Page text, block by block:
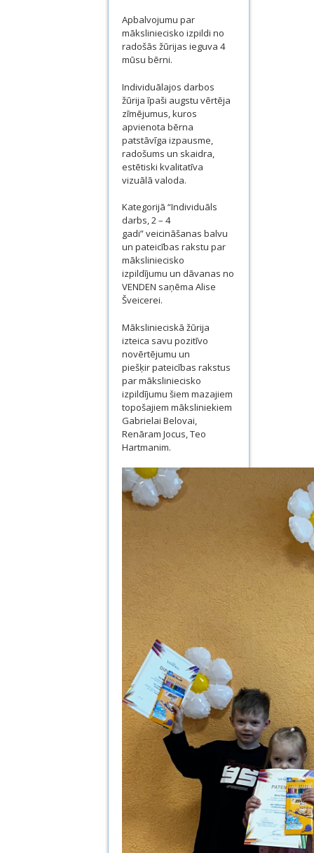
Apbalvojumu par
māksliniecisko izpildi no
radošās žūrijas ieguva 4
mūsu bērni.
Individuālajos darbos
žūrija īpaši augstu vērtēja
zīmējumus, kuros
apvienota bērna
patstāvīga izpausme,
radošums un skaidra,
estētiski kvalitatīva
vizuālā valoda.
Kategorijā “Individuāls
darbs, 2 – 4
gadi” veicināšanas balvu
un pateicības rakstu par
māksliniecisko
izpildījumu un dāvanas no
VENDEN saņēma Alise
Šveicerei.
Mākslinieciskā žūrija
izteica savu pozitīvo
novērtējumu un
piešķir pateicības rakstus
par māksliniecisko
izpildījumu šiem mazajiem
topošajiem māksliniekiem
Gabrielai Belovai,
Renāram Jocus, Teo
Hartmanim.